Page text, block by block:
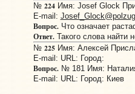
№ 224Имя: Josef Glock
E-mail:
Вопрос.Что означает
Ответ.Такого слова найти
№ 225Имя: Алексей
E-mail: URL: Город:
Вопрос.№ 181 Имя:
E-mail: URL: Город: Киев